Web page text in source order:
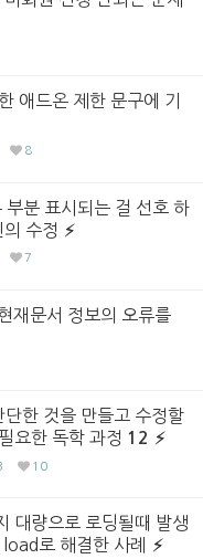
애드온 제한 문구에 기
8
부분 표시되는 걸 선호 하
수정
7
재문서 정보의 오류를
한 것을 만들고 수정할
요한 독학 과정 12
10
대량으로 로딩될때 발생
로 해결한 사례